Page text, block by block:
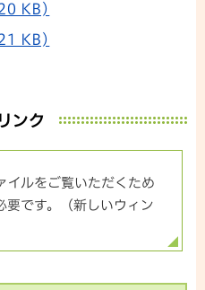
KB)
KB)
ンク
イルをご覧いただくため
です。（新しいウィン